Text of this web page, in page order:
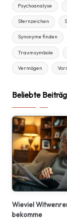
Psychoanalyse
Sternzeichen
Synonyme finden
Traumsymbole
Vermögen
Beliebte
Wieviel
bekomme